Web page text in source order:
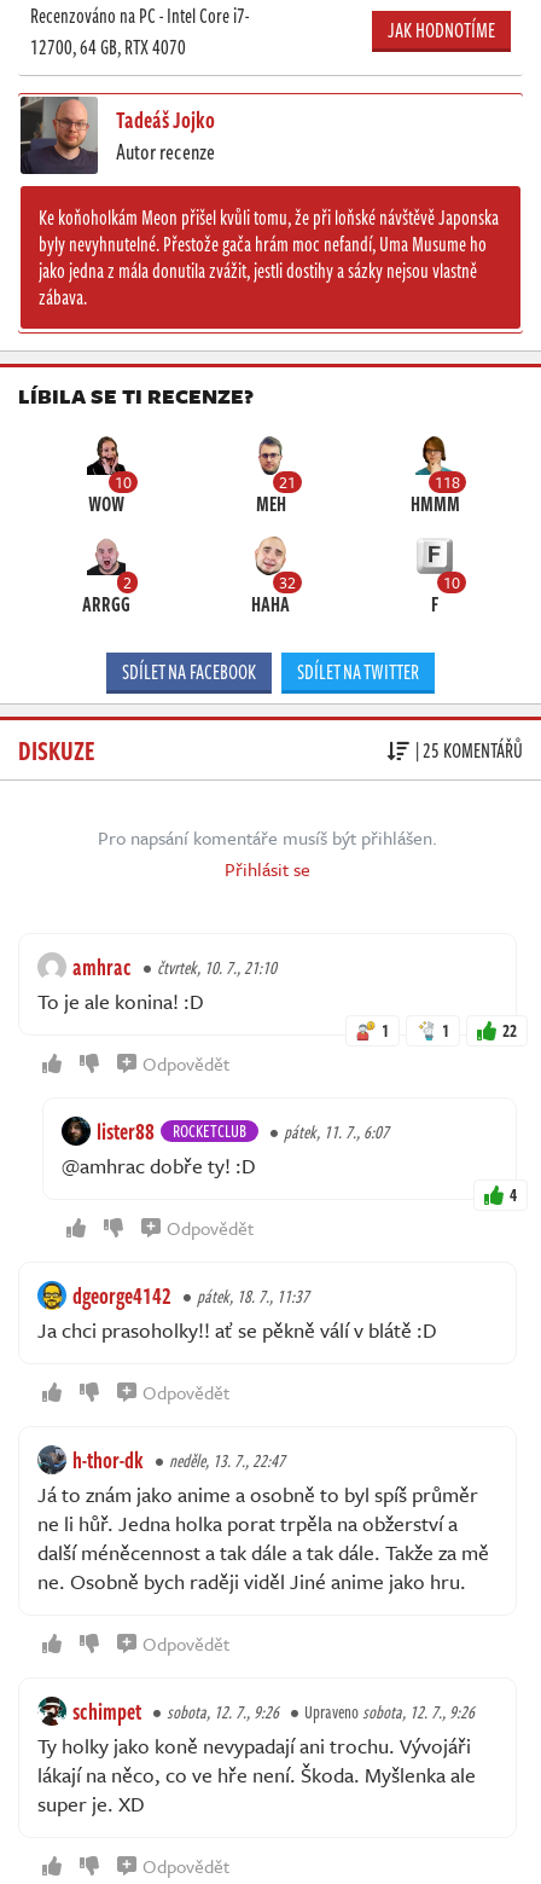
Recenzováno na PC - Intel Core i7-
12700, 64 GB, RTX 4070
JAK HODNOTÍME
Tadeáš Jojko
Autor recenze
Ke koňoholkám Meon přišel kvůli tomu, že při loňské návštěvě Japonska
byly nevyhnutelné. Přestože gača hrám moc nefandí, Uma Musume ho
jako jedna z mála donutila zvážit, jestli dostihy a sázky nejsou vlastně
zábava.
LÍBILA SE TI RECENZE?
10
WOW
21
MEH
118
HMMM
2
ARRGG
32
HAHA
10
F
SDÍLET NA FACEBOOK SDÍLET NA TWITTER
DISKUZE | 25 KOMENTÁŘŮ
Pro napsání komentáře musíš být přihlášen.
Přihlásit se
amhrac čtvrtek, 10. 7., 21:10
To je ale konina! :D
1 1 22
Odpovědět
lister88 ROCKETCLUB pátek, 11. 7., 6:07
@amhrac dobře ty! :D
4
Odpovědět
dgeorge4142 pátek, 18. 7., 11:37
Ja chci prasoholky!! ať se pěkně válí v blátě :D
Odpovědět
h-thor-dk neděle, 13. 7., 22:47
Já to znám jako anime a osobně to byl spíš průměr
ne li hůř. Jedna holka porat trpěla na obžerství a
další méněcennost a tak dále a tak dále. Takže za mě
ne. Osobně bych raději viděl Jiné anime jako hru.
Odpovědět
schimpet sobota, 12. 7., 9:26 Upravenosobota, 12. 7., 9:26
Ty holky jako koně nevypadají ani trochu. Vývojáři
lákají na něco, co ve hře není. Škoda. Myšlenka ale
super je. XD
Odpovědět